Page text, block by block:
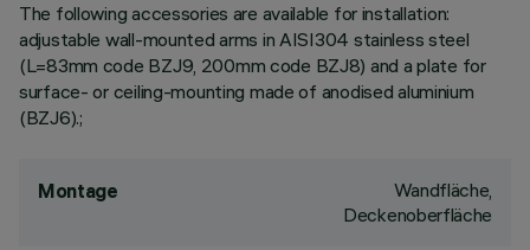
The following accessories are available for installation:
adjustable wall-mounted arms in AISI304 stainless steel
(L=83mm code BZJ9, 200mm code BZJ8) and a plate for
surface- or ceiling-mounting made of anodised aluminium
(BZJ6).;
Montage
Wandfläche,
Deckenoberfläche